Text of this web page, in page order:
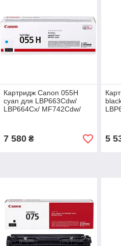
Картридж Canon 055H
cyan для LBP663Cdw/
LBP664Cx/ MF742Cdw/
7 580₴ 5